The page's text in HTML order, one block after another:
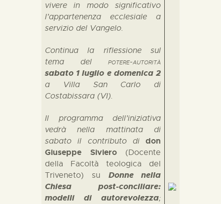
vivere in modo significativo
l’appartenenza ecclesiale a
servizio del Vangelo.
Continua la riflessione sul
tema del potere-autorità
sabato 1 luglio e domenica 2
a Villa San Carlo di
Costabissara (VI).
Il programma dell’iniziativa
vedrà nella mattinata di
sabato il contributo di don
Giuseppe Siviero (Docente
della Facoltà teologica del
Triveneto) su Donne nella
Chiesa post-conciliare:
modelli di autorevolezza;